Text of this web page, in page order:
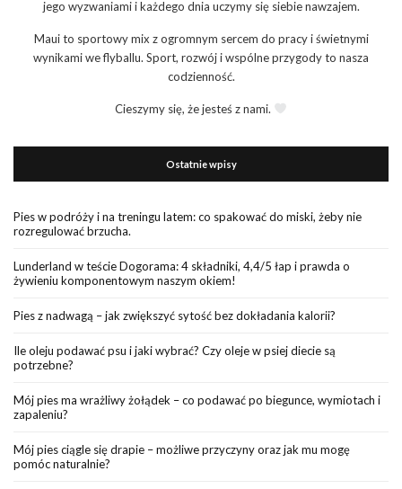
jego wyzwaniami i każdego dnia uczymy się siebie nawzajem.
Maui to sportowy mix z ogromnym sercem do pracy i świetnymi
wynikami we flyballu. Sport, rozwój i wspólne przygody to nasza
codzienność.
Cieszymy się, że jesteś z nami.
Ostatnie wpisy
Pies w podróży i na treningu latem: co spakować do miski, żeby nie
rozregulować brzucha.
Lunderland w teście Dogorama: 4 składniki, 4,4/5 łap i prawda o
żywieniu komponentowym naszym okiem!
Pies z nadwagą – jak zwiększyć sytość bez dokładania kalorii?
Ile oleju podawać psu i jaki wybrać? Czy oleje w psiej diecie są
potrzebne?
Mój pies ma wrażliwy żołądek – co podawać po biegunce, wymiotach i
zapaleniu?
Mój pies ciągle się drapie – możliwe przyczyny oraz jak mu mogę
pomóc naturalnie?